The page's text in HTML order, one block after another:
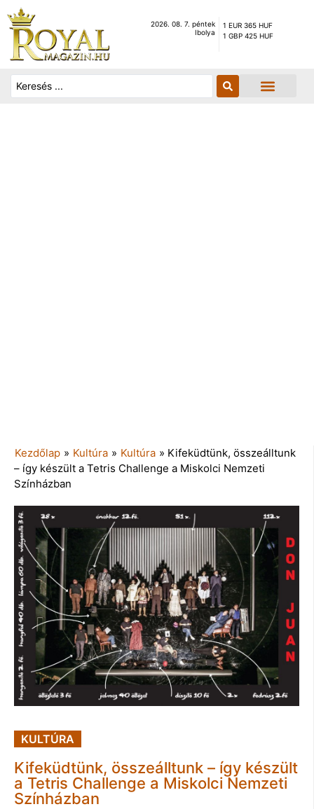
2026. 08. 7. péntek
Ibolya
1 EUR 365 HUF
1 GBP 425 HUF
Kezdőlap » Kultúra » Kultúra » Kifeküdtünk, összeálltunk
– így készült a Tetris Challenge a Miskolci Nemzeti
Színházban
KULTÚRA
Kifeküdtünk, összeálltunk – így készült
a Tetris Challenge a Miskolci Nemzeti
Színházban